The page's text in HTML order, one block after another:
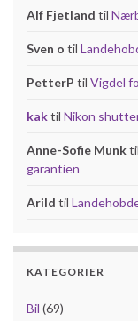
Alf Fjetland til
Sven o til
PetterP til Vigdel
kaktil Nikon
Anne-Sofie Munktil
garantien
Arild til
KATEGORIER
Bil (69)